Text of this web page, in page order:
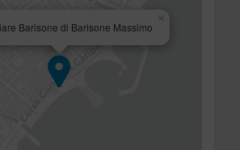
Barisone di Barisone Massimo